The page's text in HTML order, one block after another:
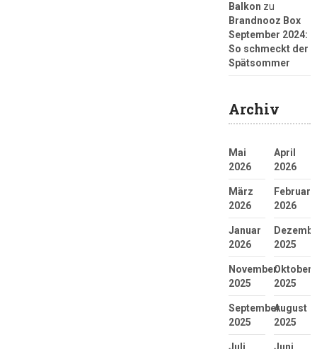
Balkon zu
Brandnooz Box
September 2024:
So schmeckt der
Spätsommer
Archiv
Mai
2026
April
2026
März
2026
Februar
2026
Januar
2026
2025
November
2025
Oktober
2025
September
2025
August
2025